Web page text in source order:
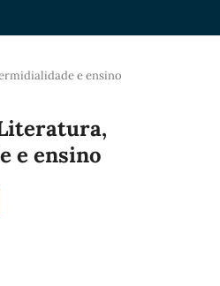
e ensino
Literatura,
e ensino